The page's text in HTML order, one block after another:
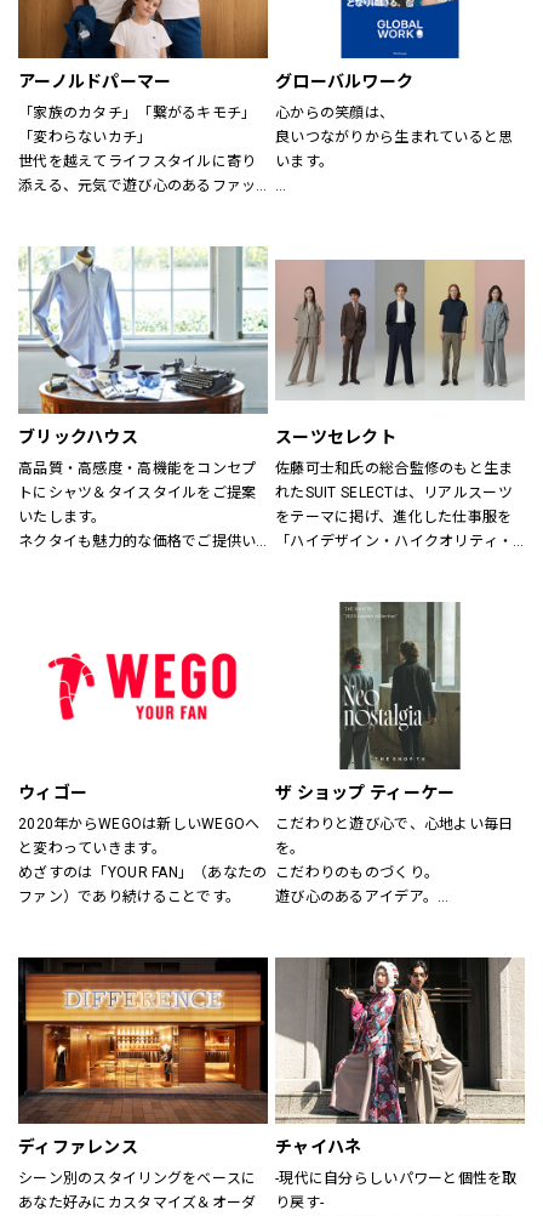
アーノルドパーマー
「家族のカタチ」「繋がるキモチ」
「変わらないカチ」
世代を越えてライフスタイルに寄り
添える、元気で遊び心のあるファッ
れている「アーノルド パーマー」で
す。
※イーアスつくば店ではキッズの取
扱いはございません。
グローバルワーク
心からの笑顔は、
良いつながりから生まれていると思
います。
あなたの大切な人と、もっと笑顔に
なれる服を。
心地よさや好感を大切にした
“Good Feeling Wear”で
そんなつながりを、笑顔を、つくり
続けます。
ともに生きよう
ブリックハウス
高品質・高感度・高機能をコンセプ
トにシャツ＆タイスタイルをご提案
いたします。
ネクタイも魅力的な価格でご提供い
い。
スーツセレクト
佐藤可士和氏の総合監修のもと生ま
れたSUIT SELECTは、リアルスーツ
をテーマに掲げ、進化した仕事服を
「ハイデザイン・ハイクオリティ・
しいビジネスユースな仕事服として
提案しています。
“選ぶ・着る・楽しむ”をテーマに
「合理的に選ぶ事」「楽しく選ぶ
事」その両者がまったく矛盾しない
事を証明する、スーツの新しい買い
方そのものをデザインしたショップ
です。
ウィゴー
2020年からWEGOは新しいWEGOへ
と変わっていきます。
めざすのは「YOUR FAN」（あなたの
ファン）であり続けることです。
ザ ショップ ティーケー
こだわりと遊び心で、心地よい毎日
を。
こだわりのものづくり。
遊び心のあるアイデア。
THE SHOP TKは、心地よい毎日をデ
ザインします。
ディファレンス
シーン別のスタイリングをベースに
あなた好みにカスタマイズ＆オーダ
チャイハネ
-現代に自分らしいパワーと個性を取
り戻す-